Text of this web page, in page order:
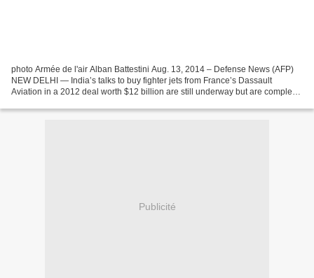
photo Armée de l'air Alban Battestini Aug. 13, 2014 – Defense News (AFP)
NEW DELHI — India’s talks to buy fighter jets from France’s Dassault
Aviation in a 2012 deal worth $12 billion are still underway but are complex,
Publicité